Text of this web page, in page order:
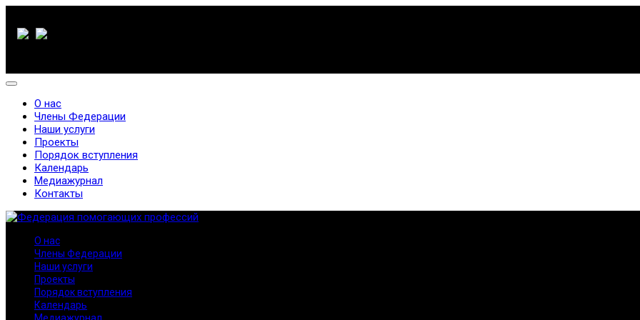
О нас
Члены Федерации
Наши услуги
Проекты
Порядок вступления
Календарь
Медиажурнал
Контакты
О нас
Члены Федерации
Наши услуги
Проекты
Порядок вступления
Календарь